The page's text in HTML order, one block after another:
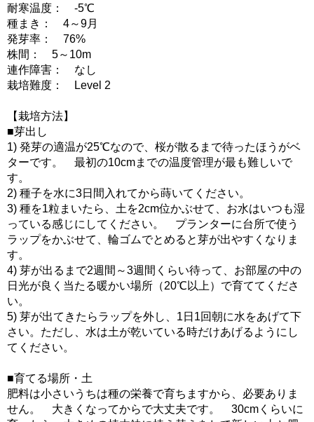
耐寒温度： -5℃
種まき： 4～9月
発芽率： 76%
株間： 5～10m
連作障害： なし
栽培難度： Level 2
【栽培方法】
■芽出し
1) 発芽の適温が25℃なので、桜が散るまで待ったほうがベ
ターです。 最初の10cmまでの温度管理が最も難しいで
す。
2) 種子を水に3日間入れてから蒔いてください。
3) 種を1粒まいたら、土を2cm位かぶせて、お水はいつも湿
っている感じにしてください。 プランターに台所で使う
ラップをかぶせて、輪ゴムでとめると芽が出やすくなりま
す。
4) 芽が出るまで2週間～3週間くらい待って、お部屋の中の
日光が良く当たる暖かい場所（20℃以上）で育ててくださ
い。
5) 芽が出てきたらラップを外し、1日1回朝に水をあげて下
さい。ただし、水は土が乾いている時だけあげるようにし
てください。
■育てる場所・土
肥料は小さいうちは種の栄養で育ちますから、必要ありま
せん。 大きくなってからで大丈夫です。 30cmくらいに